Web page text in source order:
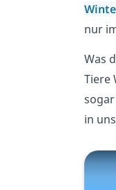
nur
Was
Tiere
in